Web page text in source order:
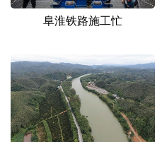
English Español
Deutsch Português
阜淮铁路施工忙